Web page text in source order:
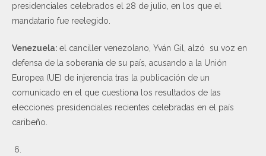
presidenciales celebrados el 28 de julio, en los que el
mandatario fue reelegido.
Venezuela: el canciller venezolano, Yván Gil, alzó su voz en
defensa de la soberanía de su país, acusando a la Unión
Europea (UE) de injerencia tras la publicación de un
comunicado en el que cuestiona los resultados de las
elecciones presidenciales recientes celebradas en el país
caribeño.